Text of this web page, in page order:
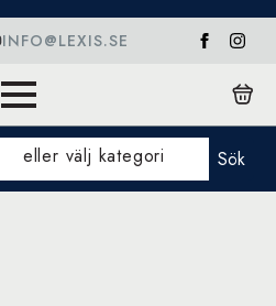
INFO@LEXIS.SE
eller välj kategori Sök